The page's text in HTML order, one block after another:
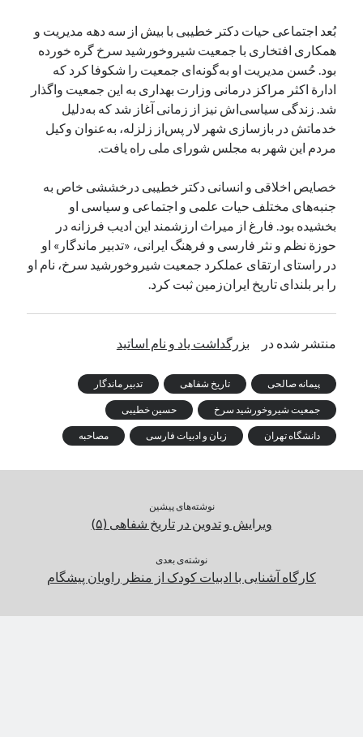
بُعد اجتماعی حیات دکتر خطیبی با بیش از سه دهه مدیریت و
همکاری افتخاری با جمعیت شیروخورشید سرخ گره خورده
بود. حُسن مدیریت او به‌گونه‌ای جمعیت را شکوفا کرد که
ادارة‌ اکثر مراکز درمانی وزارت بهداری به این جمعیت واگذار
شد. زندگی سیاسی‌اش نیز از زمانی آغاز شد که به‌دلیل
خدماتش در بازسازی شهر لار پس‌از زلزله، به‌عنوان وکیل
مردم این شهر به مجلس شورای ملی راه یافت.
خصایص اخلاقی و انسانی دکتر خطیبی درخششی خاص به
جنبه‌های مختلف حیات علمی و اجتماعی و سیاسی او
بخشیده بود. فارغ از میراث ارزشمند این ادیب فرزانه در
حوزة نظم و نثر فارسی و فرهنگ ایرانی، «تدبیر ماندگار» او
در راستای ارتقای عملکرد جمعیت شیروخورشید سرخ، نام او
را بر بلندای تاریخ ایران‌زمین ثبت کرد.
منتشر شده در بزرگداشت یاد و نام اساتید
پیمانه صالحی تاریخ شفاهی تدبیر ماندگار
جمعیت شیروخورشید سرخ حسین خطیبی
دانشگاه تهران زبان و ادبیات فارسی مصاحبه
نوشته‌های پیشین
ویرایش و تدوین در تاریخ شفاهی (۵)
نوشته‌ی بعدی
کارگاه آشنایی با ادبیات کودک از منظر راویان پیشگام